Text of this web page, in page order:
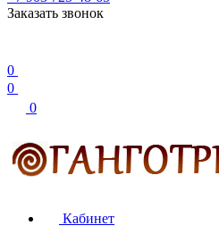
Заказать звонок
0
0
0
Кабинет